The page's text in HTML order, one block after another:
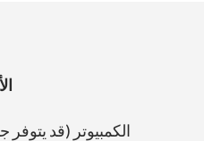
الكمبيوتر (قد يتوفر